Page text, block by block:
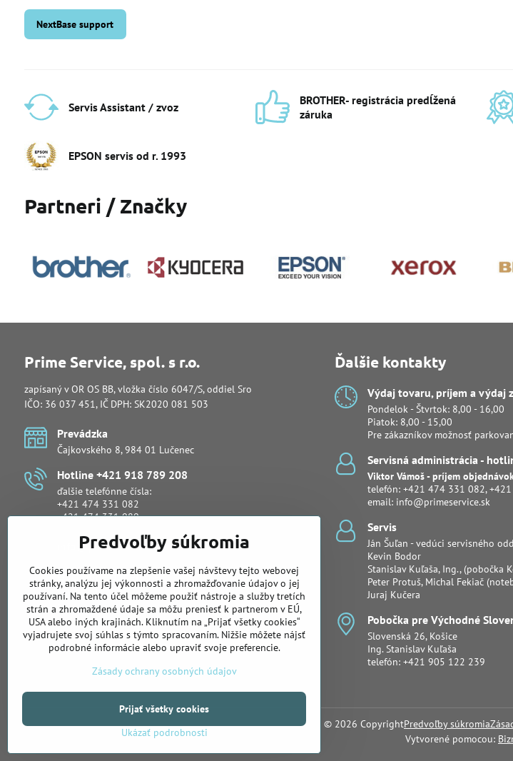
NextBase support
Servis Assistant / zvoz
BROTHER- registrácia predĺžená
záruka
EPSON servis od r​. 1993
Partneri / Značky
Prime Service, spol. s r.o.
zapísaný v OR OS BB, vložka číslo 6047/S, oddiel Sro
IČO: 36 037 451, IČ DPH: SK2020 081 503
Prevádzka
Čajkovského 8, 984 01 Lučenec
Hotline +421 918 789 208
ďalšie telefónne čísla:
+421 474 331 082
+421 474 331 080
info​@primeservice​.sk
Obchodné oddelenie
Lukáš Šuli
telefón:+421 918 988 919
email:lukas.suli@primeservice.sk
telefón: +421 905 622 883
Ďalšie kontakty
Výdaj tovaru, príjem a výdaj
Pondelok - Štvrtok: 8,00 - 16,00
Piatok: 8,00 - 15,00
Pre zákazníkov možnosť
Servisná administrácia -
Viktor Vámoš - príjem
telefón: +421 474 331 082,
email: info@primeservice.sk
Servis
Ján Šuľan - vedúci servisného
Kevin Bodor
Stanislav Kuľaša, Ing., (pobočka
Peter Protuš, Michal Fekiač
Juraj Kučera
Pobočka pre Východné
Slovenská 26, Košice
Ing. Stanislav Kuľaša
telefón: +421 905 122 239
© 2026 CopyrightPredvoľby súkromia
Vytvorené pomocou:
Predvoľby súkromia
Cookies používame na zlepšenie vašej návštevy tejto webovej
stránky, analýzu jej výkonnosti a zhromažďovanie údajov o jej
používaní. Na tento účel môžeme použiť nástroje a služby tretích
strán a zhromaždené údaje sa môžu preniesť k partnerom v EÚ,
USA alebo iných krajinách. Kliknutím na „Prijať všetky cookies“
vyjadrujete svoj súhlas s týmto spracovaním. Nižšie môžete nájsť
podrobné informácie alebo upraviť svoje preferencie.
Zásady ochrany osobných údajov
Ukázať podrobnosti
Prijať všetky cookies